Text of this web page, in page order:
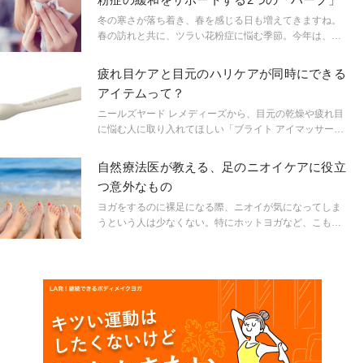
妃も結婚式の際に用いたそうです。そんな「フラワーレ
メディ」についてご紹介します。
冬の寒さが落ち着き、春を感じる日も増えてきますね。
春の訪れと共に、ツラい花粉症に悩む季節。今年は、自
共にリフレッシュしながら、花粉症緩和の対策を取り入
れていきましょう！
疲れ目ケアと目元のハリケアが同時にできる
アイテムって？
ニールズヤード レメディーズから、目元の乾燥や疲れ目
に悩む人に取り入れてほしい「ブライト アイマッサージ
すすめのアイクリームをご紹介します。
自然療法医が教える、足のニオイケアに役立
つ意外なもの
ヨガをするのに裸足になる際、ニオイが気になってしま
うという人は少なくない。特にホットヨガなど、こもっ
る「あるもの」が役立つという。アメリカの自然療法医
ローリー・スティールスミスに話を聞いた。